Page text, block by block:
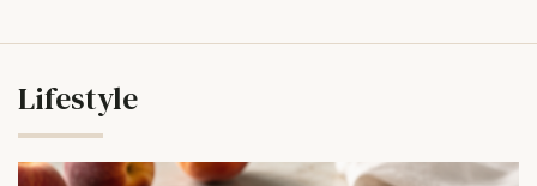
Lifestyle